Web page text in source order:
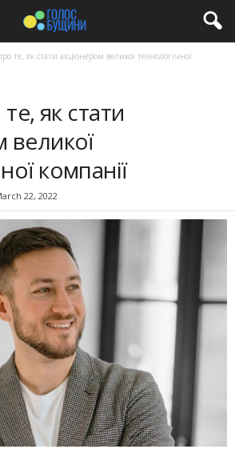
те, як стати акціонером великої технологічної
як стати
великої
компанії
22, 2022